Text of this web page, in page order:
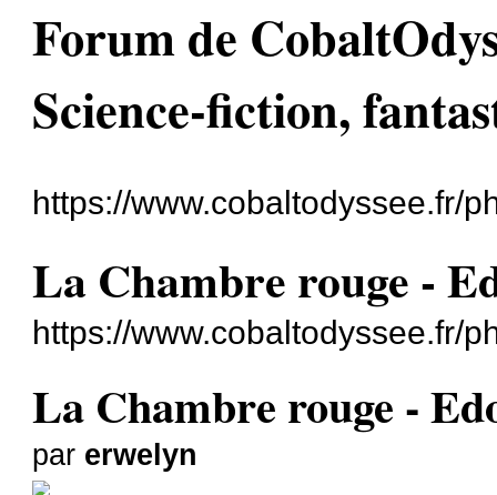
Forum de
Science-fiction,
https://www.cobaltodyssee.fr/
La Chambre rouge -
https://www.cobaltodyssee.fr/
La Chambre rouge -
par erwelyn